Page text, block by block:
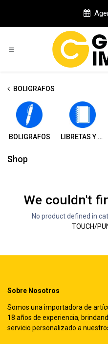
BOLIGRAFOS
BOLIGRAFOS LIBRETAS Y CUADERNOS
Shop
We couldn't
No product defined in
TOUCH/
Sobre Nosotros
Somos una importadora de
18 años de experiencia,
servicio personalizado a